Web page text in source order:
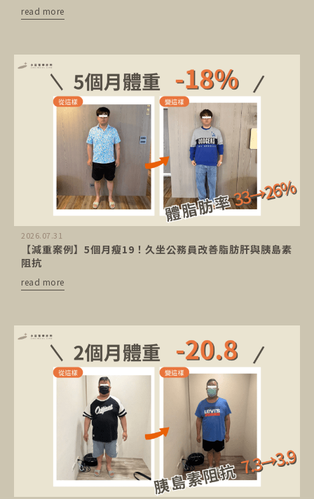
read more
2026.07.31
【減重案例】5個月瘦19！久坐公務員改善脂肪肝與胰島素
阻抗
read more